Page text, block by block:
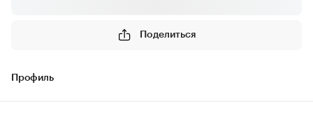
Поделиться
Профиль